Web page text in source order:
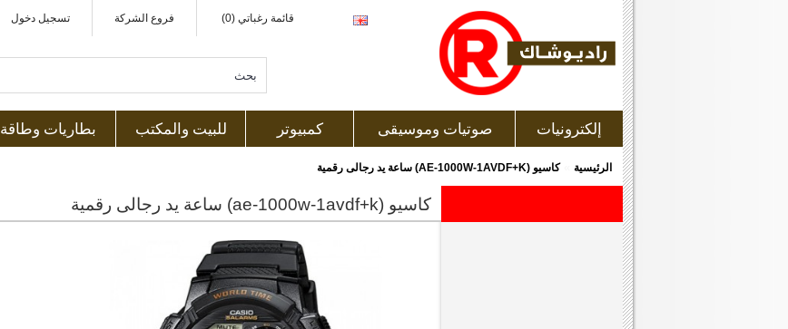
قائمة رغباتي (0) فروع الشركة تسجيل دخول
إلكترونيات صوتيات وموسيقى كمبيوتر للبيت والمكتب بطاريات وطاقة
الرئيسية »كاسيو (AE-1000W-1AVDF+K) ساعة يد رجالى رقمية
كاسيو (ae-1000w-1avdf+k) ساعة يد رجالى رقمية